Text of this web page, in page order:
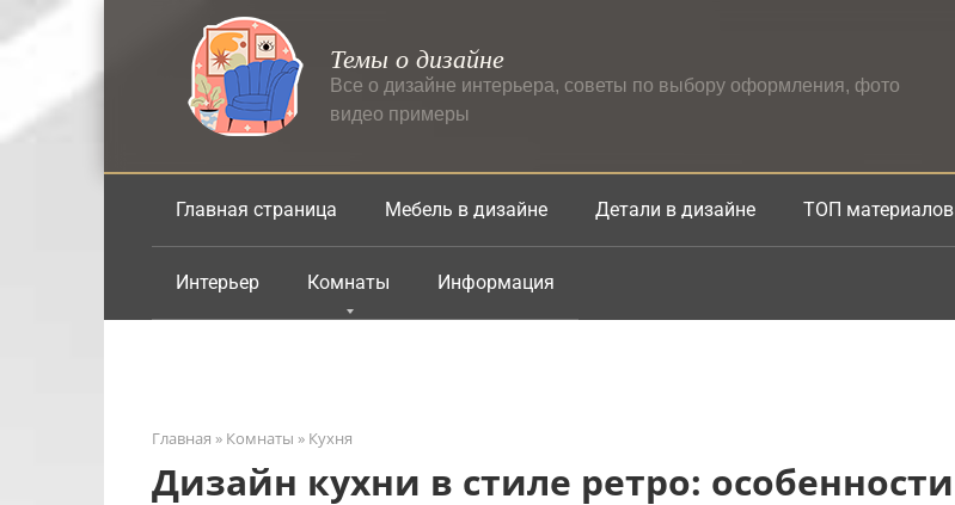
Перейти
к
Темы о дизайне
Все о дизайне интерьера, советы по выбору оформления, фото
видео примеры
Главная страница Мебель в дизайне Детали в дизайне ТОП материалов
Интерьер Комнаты Информация
Главная » Комнаты » Кухня
Дизайн кухни в стиле ретро: особенности